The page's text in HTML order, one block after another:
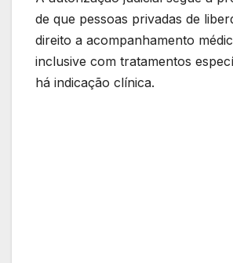
de que pessoas privadas de
direito a acompanhamento
inclusive com tratamentos
há indicação clínica.